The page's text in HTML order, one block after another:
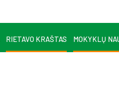
RIETAVO KRAŠTAS MOKYKLŲ